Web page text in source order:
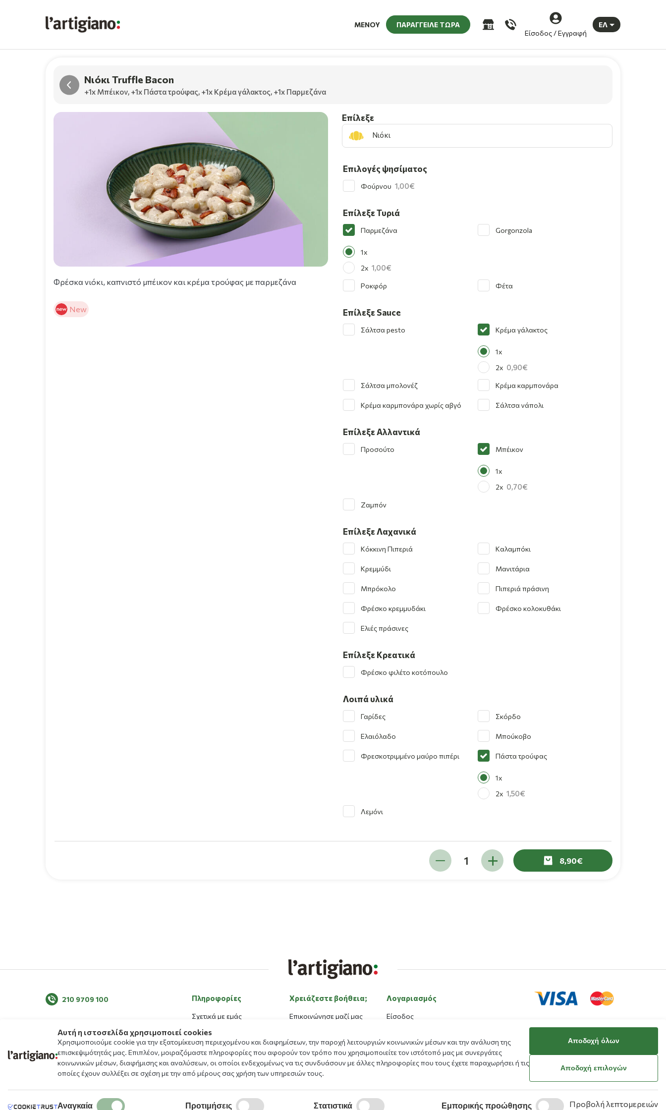
ΜΕΝΟΥ
ΠΑΡΑΓΓΕΙΛΕ ΤΩΡΑ
Είσοδος / Εγγραφή
ΕΛ
Νιόκι Truffle Bacon
+1x Μπέικον, +1x Πάστα τρούφας, +1x Κρέμα γάλακτος, +1x Παρμεζάνα
Φρέσκα νιόκι, καπνιστό μπέικον και κρέμα τρούφας με παρμεζάνα
New
Επίλεξε
Νιόκι
Επιλογές ψησίματος
Φούρνου 1,00
Επίλεξε Τυριά
Παρμεζάνα
1x
2x 1,00
Gorgonzola
Ροκφόρ Φέτα
Επίλεξε Sauce
Σάλτσα pesto Κρέμα γάλακτος
1x
2x 0,90
Σάλτσα μπολονέζ Κρέμα καρμπονάρα
Κρέμα καρμπονάρα χωρίς αβγό Σάλτσα νάπολι
Επίλεξε Αλλαντικά
Προσούτο Μπέικον
1x
2x 0,70
Ζαμπόν
Επίλεξε Λαχανικά
Κόκκινη Πιπεριά Καλαμπόκι
Κρεμμύδι Μανιτάρια
Μπρόκολο Πιπεριά πράσινη
Φρέσκο κρεμμυδάκι Φρέσκο κολοκυθάκι
Ελιές πράσινες
Επίλεξε Κρεατικά
Φρέσκο φιλέτο κοτόπουλο
Λοιπά υλικά
Γαρίδες Σκόρδο
Ελαιόλαδο Μπούκοβο
Φρεσκοτριμμένο μαύρο πιπέρι Πάστα τρούφας
1x
2x 1,50
Λεμόνι
8,90
210 9709 100 Πληροφορίες
Σχετικά με εμάς
Τα νέα μας
Blog
Μενού
Αλλεργιογόνα
Δωρεάν Εκπαιδευτικό
Χρειάζεστε βοήθεια;
Επικοινώνησε μαζί μας
Μέθοδοι πληρωμής
Λογαριασμός
Είσοδος
Ξέχασα τον κωδικό μου
Πρόγραμμα Επιβράβευσης
Αυτή η ιστοσελίδα χρησιμοποιεί cookies
Χρησιμοποιούμε cookie για την εξατομίκευση περιεχομένου και διαφημίσεων, την παροχή λειτουργιών κοινωνικών μέσων και την ανάλυση της
επισκεψιμότητάς μας. Επιπλέον, μοιραζόμαστε πληροφορίες που αφορούν τον τρόπο που χρησιμοποιείτε τον ιστότοπό μας με συνεργάτες
κοινωνικών μέσων, διαφήμισης και αναλύσεων, οι οποίοι ενδεχομένως να τις συνδυάσουν με άλλες πληροφορίες που τους έχετε παραχωρήσει ή τις
οποίες έχουν συλλέξει σε σχέση με την από μέρους σας χρήση των υπηρεσιών τους.
Αποδοχή όλων
Αποδοχή επιλογών
Αναγκαία Προτιμήσεις Στατιστικά Εμπορικής προώθησης Προβολή λεπτομερειών